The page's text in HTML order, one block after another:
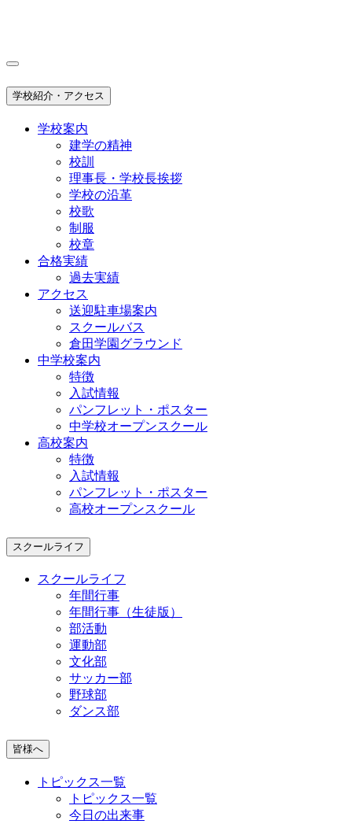
学校紹介・アクセス
学校案内
建学の精神
校訓
理事長・学校長挨拶
学校の沿革
校歌
制服
校章
合格実績
過去実績
アクセス
送迎駐車場案内
スクールバス
倉田学園グラウンド
中学校案内
特徴
入試情報
パンフレット・ポスター
中学校オープンスクール
高校案内
特徴
入試情報
パンフレット・ポスター
高校オープンスクール
スクールライフ
スクールライフ
年間行事
年間行事（生徒版）
部活動
運動部
文化部
サッカー部
野球部
ダンス部
皆様へ
トピックス一覧
トピックス一覧
今日の出来事